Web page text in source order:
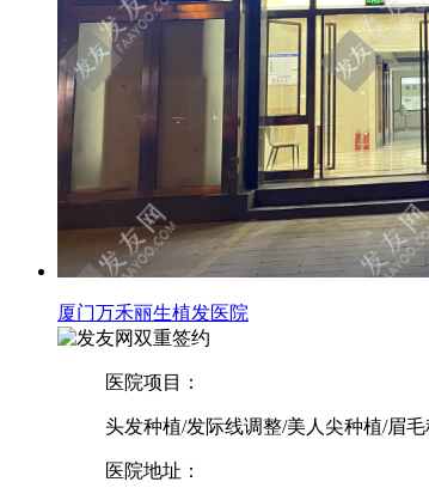
厦门万禾丽生植发医院
双重签约
医院项目：
头发种植/发际线调整/美人尖种植/眉
医院地址：